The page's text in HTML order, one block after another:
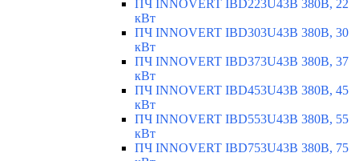
ПЧ INNOVERT IBD223U43B 380В, 22
кВт
ПЧ INNOVERT IBD303U43B 380В, 30
кВт
ПЧ INNOVERT IBD373U43B 380В, 37
кВт
ПЧ INNOVERT IBD453U43B 380В, 45
кВт
ПЧ INNOVERT IBD553U43B 380В, 55
кВт
ПЧ INNOVERT IBD753U43B 380В, 75